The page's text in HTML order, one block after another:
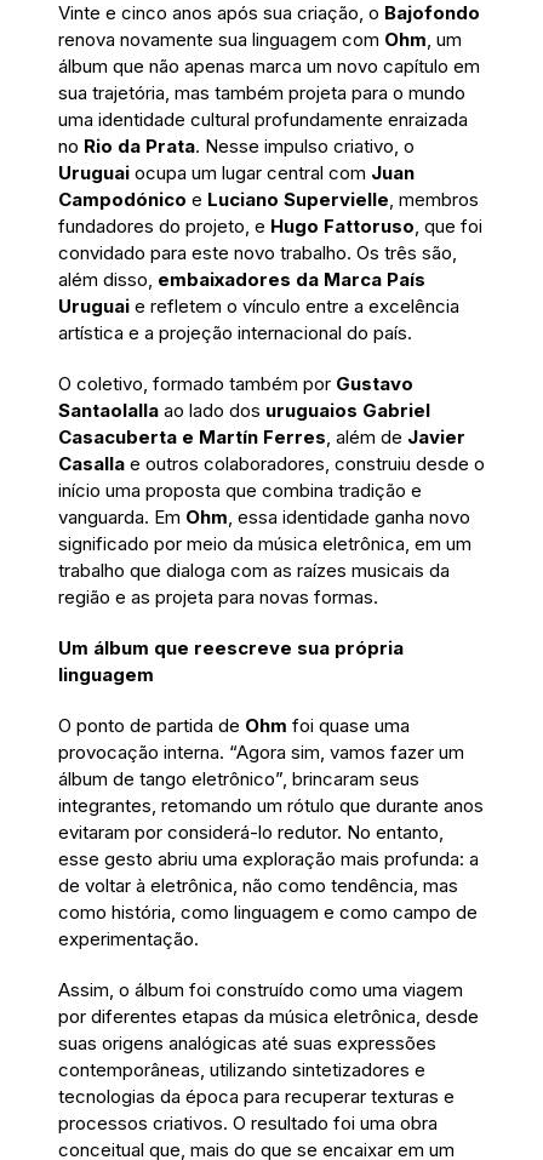
Vinte e cinco anos após sua criação, o Bajofondo
renova novamente sua linguagem com Ohm, um
álbum que não apenas marca um novo capítulo em
sua trajetória, mas também projeta para o mundo
uma identidade cultural profundamente enraizada
no Rio da Prata. Nesse impulso criativo, o
Uruguai ocupa um lugar central com Juan
Campodónico e Luciano Supervielle, membros
fundadores do projeto, e Hugo Fattoruso, que foi
convidado para este novo trabalho. Os três são,
além disso, embaixadores da Marca País
Uruguai e refletem o vínculo entre a excelência
artística e a projeção internacional do país.
O coletivo, formado também por Gustavo
Santaolalla ao lado dos uruguaios Gabriel
Casacuberta e Martín Ferres, além de Javier
Casalla e outros colaboradores, construiu desde o
início uma proposta que combina tradição e
vanguarda. Em Ohm, essa identidade ganha novo
significado por meio da música eletrônica, em um
trabalho que dialoga com as raízes musicais da
região e as projeta para novas formas.
Um álbum que reescreve sua própria
linguagem
O ponto de partida de Ohm foi quase uma
provocação interna. “Agora sim, vamos fazer um
álbum de tango eletrônico”, brincaram seus
integrantes, retomando um rótulo que durante anos
evitaram por considerá-lo redutor. No entanto,
esse gesto abriu uma exploração mais profunda: a
de voltar à eletrônica, não como tendência, mas
como história, como linguagem e como campo de
experimentação.
Assim, o álbum foi construído como uma viagem
por diferentes etapas da música eletrônica, desde
suas origens analógicas até suas expressões
contemporâneas, utilizando sintetizadores e
tecnologias da época para recuperar texturas e
processos criativos. O resultado foi uma obra
conceitual que, mais do que se encaixar em um